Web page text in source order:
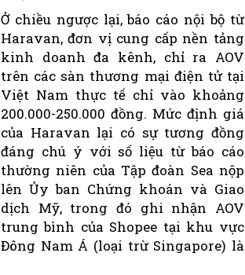
Ở chiều ngược lại, báo cáo nội bộ từ
Haravan, đơn vị cung cấp nền tảng
kinh doanh đa kênh, chỉ ra AOV
trên các sàn thương mại điện tử tại
Việt Nam thực tế chỉ vào khoảng
200.000-250.000 đồng. Mức định giá
của Haravan lại có sự tương đồng
đáng chú ý với số liệu từ báo cáo
thường niên của Tập đoàn Sea nộp
lên Ủy ban Chứng khoán và Giao
dịch Mỹ, trong đó ghi nhận AOV
trung bình của Shopee tại khu vực
Đông Nam Á (loại trừ Singapore) là